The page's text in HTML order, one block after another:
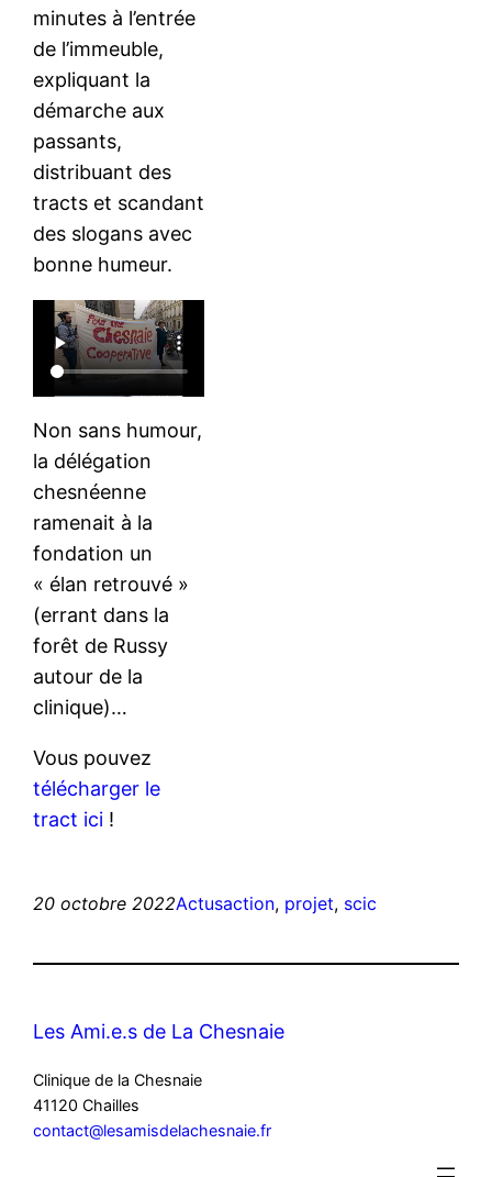
minutes à l’entrée
de l’immeuble,
expliquant la
démarche aux
passants,
distribuant des
tracts et scandant
des slogans avec
bonne humeur.
Non sans humour,
la délégation
chesnéenne
ramenait à la
fondation un
« élan retrouvé »
(errant dans la
forêt de Russy
autour de la
clinique)…
Vous pouvez
télécharger le
tract ici !
20 octobre 2022Actusaction, projet, scic
Les Ami.e.s de La Chesnaie
Clinique de la Chesnaie
41120 Chailles
contact@lesamisdelachesnaie.fr